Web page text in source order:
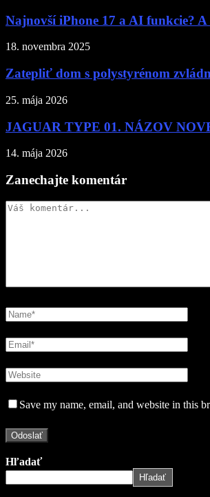
Najnovší iPhone 17 a AI funkcie?
18. novembra 2025
Zatepliť dom s polystyrénom
25. mája 2026
JAGUAR TYPE 01. NÁZOV
14. mája 2026
Zanechajte komentár
Save my name, email, and website in this
Hľadať
Hľadať